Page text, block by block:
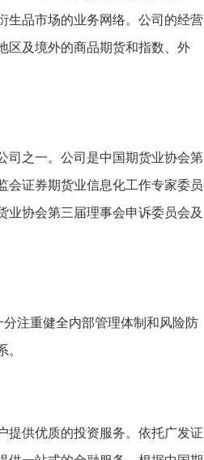
生品市场的业务网络。公司的经营
区及境外的商品期货和指数、外
司之一。公司是中国期货业协会第
会证券期货业信息化工作专家委员
业协会第三届理事会申诉委员会及
注重健全内部管理体制和风险防
提供优质的投资服务。依托广发证